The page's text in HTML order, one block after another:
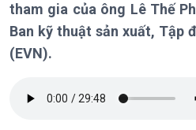
Kinh tế
Tin Kinh tế
Trước giờ mở cửa
Sức sống hàng Việt
tham gia của ông Lê Thế
Ban kỹ thuật sản xuất, Tập
(EVN).